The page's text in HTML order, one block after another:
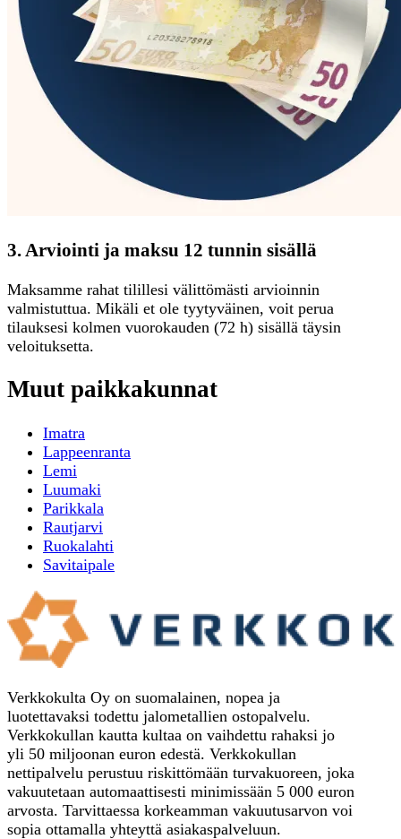
3. Arviointi ja maksu 12 tunnin sisällä
Maksamme rahat tilillesi välittömästi arvioinnin
valmistuttua. Mikäli et ole tyytyväinen, voit perua
tilauksesi kolmen vuorokauden (72 h) sisällä täysin
veloituksetta.
Muut paikkakunnat
Imatra
Lappeenranta
Lemi
Luumaki
Parikkala
Rautjarvi
Ruokalahti
Savitaipale
Verkkokulta Oy on suomalainen, nopea ja
luotettavaksi todettu jalometallien ostopalvelu.
Verkkokullan kautta kultaa on vaihdettu rahaksi jo
yli 50 miljoonan euron edestä. Verkkokullan
nettipalvelu perustuu riskittömään turvakuoreen, joka
vakuutetaan automaattisesti minimissään 5 000 euron
arvosta. Tarvittaessa korkeamman vakuutusarvon voi
sopia ottamalla yhteyttä asiakaspalveluun.